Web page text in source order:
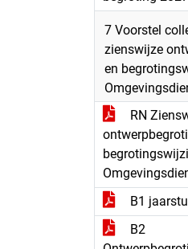
7 Voorstel
zienswijze
en
RN
B1
B2